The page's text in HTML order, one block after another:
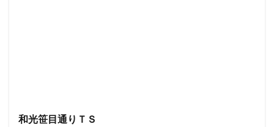
和光笹目通りＴＳ